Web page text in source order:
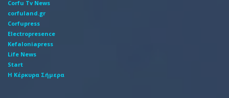
Corfu Tv News
corfuland.gr
Corfupress
Electropresence
Kefaloniapress
Life News
Start
Η Κέρκυρα Σήμερα